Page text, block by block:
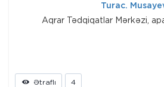
Turac.
Aqrar Tədqiqatlar Mərkəzi,
Ətraflı 4